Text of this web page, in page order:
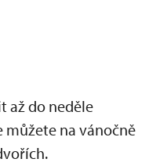
až do neděle
můžete na vánočně